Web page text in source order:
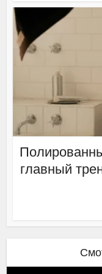
главный